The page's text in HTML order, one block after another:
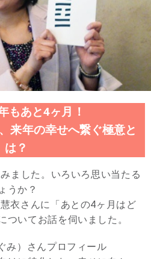
もあと4ヶ月！
来年の幸せへ繋ぐ極意と
は？
ました。いろいろ思い当たる
うか？
衣さんに「あとの4ヶ月はど
ついてお話を伺いました。
み）さんプロフィール